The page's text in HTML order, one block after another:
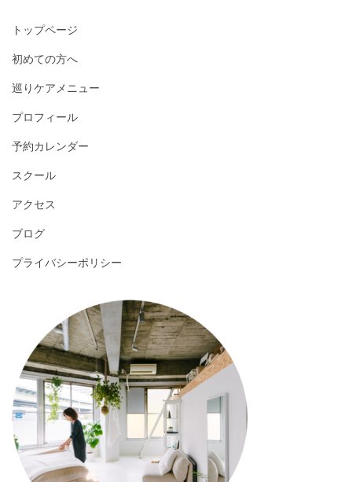
トップページ
初めての方へ
巡りケアメニュー
プロフィール
予約カレンダー
スクール
アクセス
ブログ
プライバシーポリシー